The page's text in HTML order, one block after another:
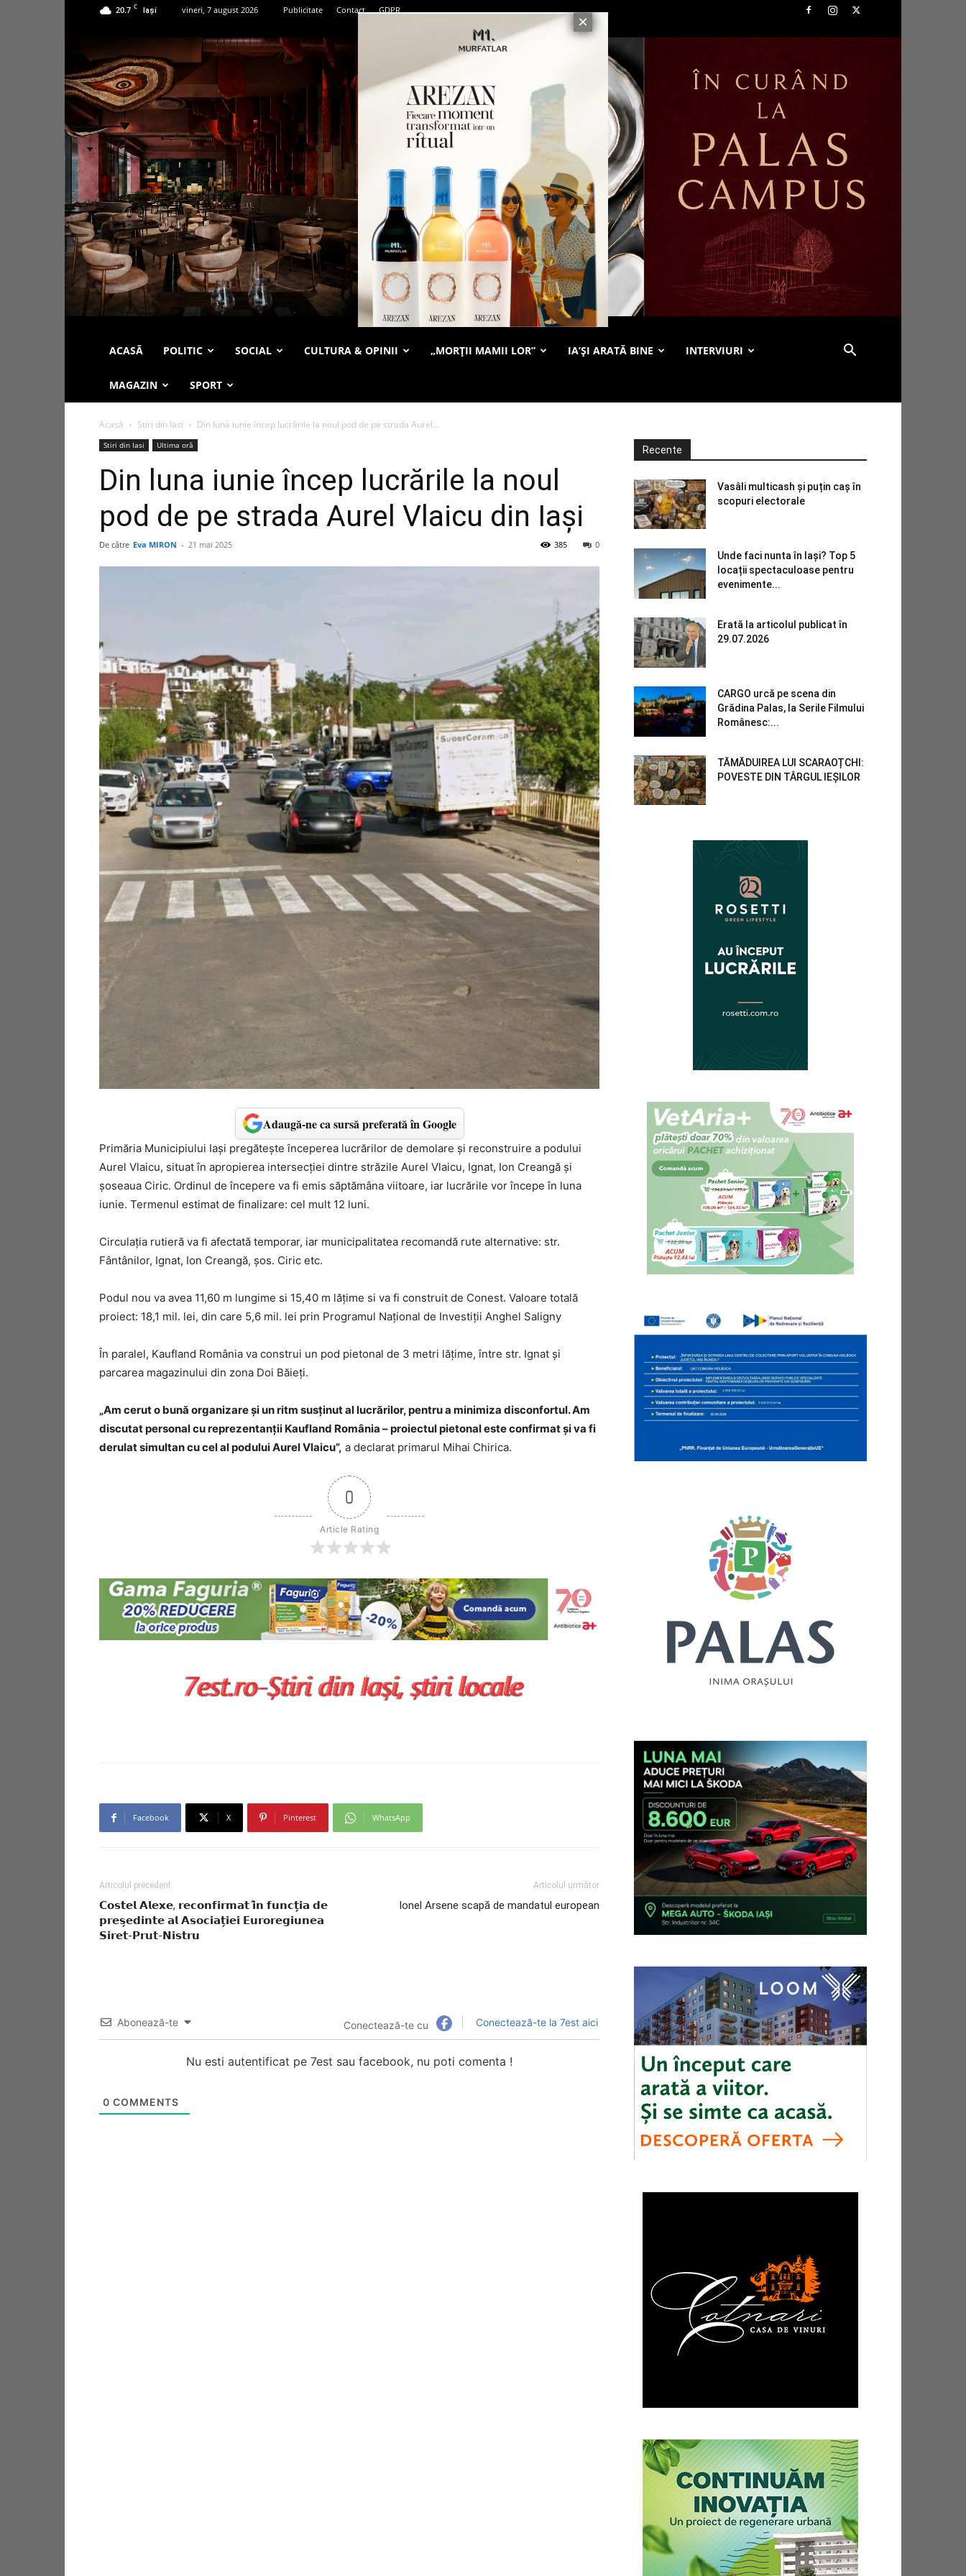
20.7 C Iași vineri, 7 august 2026 Publicitate Contact GDPR
ACASĂ POLITIC SOCIAL CULTURA & OPINII „MORȚII MAMII LOR” IA’ȘI ARATĂ BINE INTERVIURI
MAGAZIN SPORT
Acasă Stiri din Iasi Din luna iunie încep lucrările la noul pod de pe strada Aurel...
Stiri din Iasi Ultima oră
Din luna iunie încep lucrările la noul
pod de pe strada Aurel Vlaicu din Iași
De către Eva MIRON - 21 mai 2025 0
385
Adaugă-ne ca sursă preferată în Google
Primăria Municipiului Iași pregătește începerea lucrărilor de demolare și reconstruire a podului
Aurel Vlaicu, situat în apropierea intersecției dintre străzile Aurel Vlaicu, Ignat, Ion Creangă și
șoseaua Ciric. Ordinul de începere va fi emis săptămâna viitoare, iar lucrările vor începe în luna
iunie. Termenul estimat de finalizare: cel mult 12 luni.
Circulația rutieră va fi afectată temporar, iar municipalitatea recomandă rute alternative: str.
Fântânilor, Ignat, Ion Creangă, șos. Ciric etc.
Podul nou va avea 11,60 m lungime si 15,40 m lățime si va fi construit de Conest. Valoare totală
proiect: 18,1 mil. lei, din care 5,6 mil. lei prin Programul Național de Investiții Anghel Saligny
În paralel, Kaufland România va construi un pod pietonal de 3 metri lățime, între str. Ignat și
parcarea magazinului din zona Doi Băieți.
„Am cerut o bună organizare și un ritm susținut al lucrărilor, pentru a minimiza disconfortul. Am
discutat personal cu reprezentanții Kaufland România – proiectul pietonal este confirmat și va fi
derulat simultan cu cel al podului Aurel Vlaicu”, a declarat primarul Mihai Chirica.
0
Article Rating
Facebook X Pinterest WhatsApp
Articolul precedent
𝗖𝗼𝘀𝘁𝗲𝗹 𝗔𝗹𝗲𝘅𝗲, 𝗿𝗲𝗰𝗼𝗻𝗳𝗶𝗿𝗺𝗮𝘁 𝗶̂𝗻 𝗳𝘂𝗻𝗰𝘁̗𝗶𝗮 𝗱𝗲
𝗽𝗿𝗲𝘀̗𝗲𝗱𝗶𝗻𝘁𝗲 𝗮𝗹 𝗔𝘀𝗼𝗰𝗶𝗮𝘁̗𝗶𝗲𝗶 𝗘𝘂𝗿𝗼𝗿𝗲𝗴𝗶𝘂𝗻𝗲𝗮
𝗦𝗶𝗿𝗲𝘁-𝗣𝗿𝘂𝘁-𝗡𝗶𝘀𝘁𝗿𝘂
Articolul următor
Ionel Arsene scapă de mandatul european
Abonează-te Conectează-te cu Conectează-te la 7est aici
Nu esti autentificat pe 7est sau facebook, nu poti comenta !
0 COMMENTS
Recente
Vasâli multicash și puțin caș în
scopuri electorale
Unde faci nunta în Iași? Top 5
locații spectaculoase pentru
evenimente...
Erată la articolul publicat în
29.07.2026
CARGO urcă pe scena din
Grădina Palas, la Serile Filmului
Românesc:...
TĂMĂDUIREA LUI SCARAOȚCHI:
POVESTE DIN TÂRGUL IEȘILOR